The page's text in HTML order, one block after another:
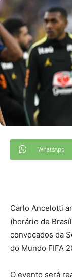
WhatsApp
Carlo Ancelotti
(horário de
convocados da
do Mundo FIFA
O evento será